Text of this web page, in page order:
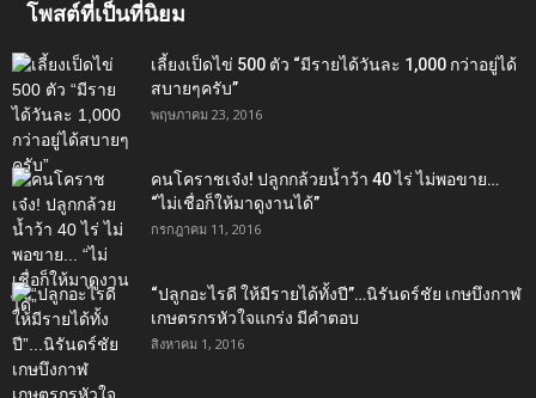
โพสต์ที่เป็นที่นิยม
เลี้ยงเป็ดไข่ 500 ตัว “มีรายได้วันละ 1,000 กว่าอยู่ได้
สบายๆครับ”
พฤษภาคม 23, 2016
คนโคราชเจ๋ง! ปลูกกล้วยน้ำว้า 40 ไร่ ไม่พอขาย…
“ไม่เชื่อก็ให้มาดูงานได้”‬
กรกฎาคม 11, 2016
“ปลูกอะไรดี ให้มีรายได้ทั้งปี”…นิรันดร์ชัย เกษบึงกาฬ
เกษตรกรหัวใจแกร่ง มีคำตอบ
สิงหาคม 1, 2016